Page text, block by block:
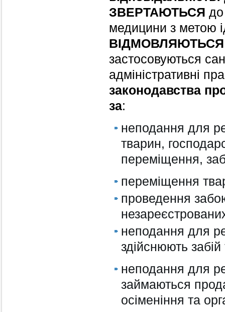
ЗВЕРТАЮТЬСЯ до
медицини з метою
ВІДМОВЛЯЮТЬСЯ
застосовуються
адміністративні
законодавства
за:
неподання для
тварин,
переміщення,
переміщення
проведення
неподання для
здійснюють
неподання для
займаються
осіменіння та